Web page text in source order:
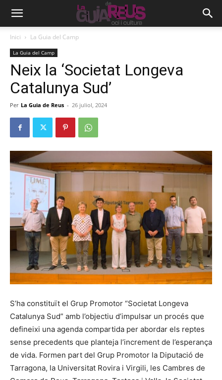
Inici La Guia del Camp
La Guia del Camp
Neix la ‘Societat Longeva
Catalunya Sud’
Per La Guia de Reus - 26 juliol, 2024
S’ha constituït el Grup Promotor “Societat Longeva
Catalunya Sud” amb l’objectiu d’impulsar un procés que
defineixi una agenda compartida per abordar els reptes
sense precedents que planteja l’increment de l’esperança
de vida. Formen part del Grup Promotor la Diputació de
Tarragona, la Universitat Rovira i Virgili, les Cambres de